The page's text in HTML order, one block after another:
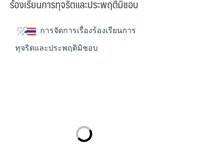
ร้องเรียนการทุจริตและประพฤติมิชอบ
การจัดการเรื่องร้องเรียนการ
ทุจริตและประพฤติมิชอบ